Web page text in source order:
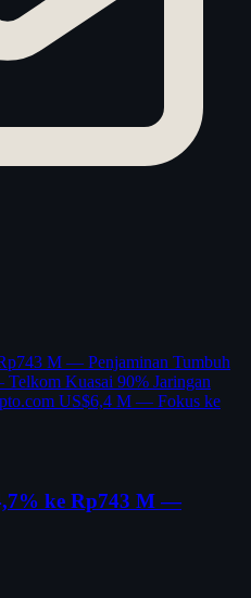
M — Penjaminan Tumbuh
Kuasai 90% Jaringan
US$6,4 M — Fokus ke
ke Rp743 M —